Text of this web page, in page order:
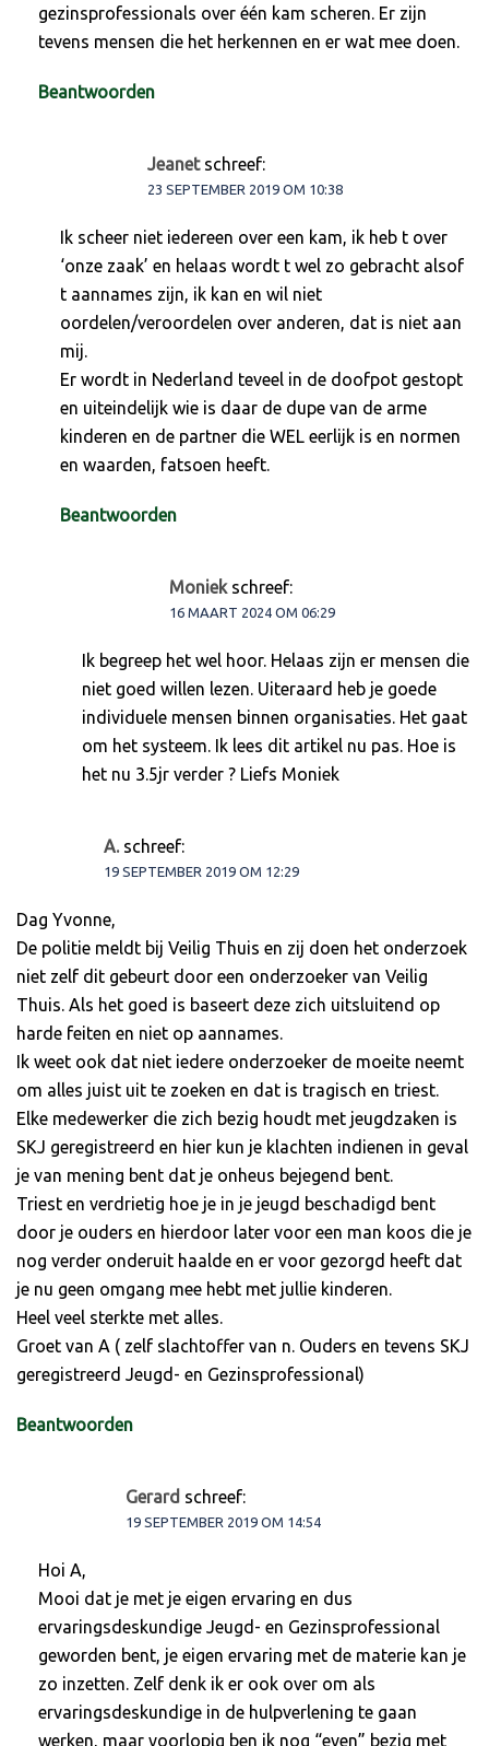
gezinsprofessionals over één kam scheren. Er zijn
tevens mensen die het herkennen en er wat mee doen.
Beantwoorden
Jeanet schreef:
23 SEPTEMBER 2019 OM 10:38
Ik scheer niet iedereen over een kam, ik heb t over
‘onze zaak’ en helaas wordt t wel zo gebracht alsof
t aannames zijn, ik kan en wil niet
oordelen/veroordelen over anderen, dat is niet aan
mij.
Er wordt in Nederland teveel in de doofpot gestopt
en uiteindelijk wie is daar de dupe van de arme
kinderen en de partner die WEL eerlijk is en normen
en waarden, fatsoen heeft.
Beantwoorden
Moniek schreef:
16 MAART 2024 OM 06:29
Ik begreep het wel hoor. Helaas zijn er mensen die
niet goed willen lezen. Uiteraard heb je goede
individuele mensen binnen organisaties. Het gaat
om het systeem. Ik lees dit artikel nu pas. Hoe is
het nu 3.5jr verder ? Liefs Moniek
A. schreef:
19 SEPTEMBER 2019 OM 12:29
Dag Yvonne,
De politie meldt bij Veilig Thuis en zij doen het onderzoek
niet zelf dit gebeurt door een onderzoeker van Veilig
Thuis. Als het goed is baseert deze zich uitsluitend op
harde feiten en niet op aannames.
Ik weet ook dat niet iedere onderzoeker de moeite neemt
om alles juist uit te zoeken en dat is tragisch en triest.
Elke medewerker die zich bezig houdt met jeugdzaken is
SKJ geregistreerd en hier kun je klachten indienen in geval
je van mening bent dat je onheus bejegend bent.
Triest en verdrietig hoe je in je jeugd beschadigd bent
door je ouders en hierdoor later voor een man koos die je
nog verder onderuit haalde en er voor gezorgd heeft dat
je nu geen omgang mee hebt met jullie kinderen.
Heel veel sterkte met alles.
Groet van A ( zelf slachtoffer van n. Ouders en tevens SKJ
geregistreerd Jeugd- en Gezinsprofessional)
Beantwoorden
Gerard schreef:
19 SEPTEMBER 2019 OM 14:54
Hoi A,
Mooi dat je met je eigen ervaring en dus
ervaringsdeskundige Jeugd- en Gezinsprofessional
geworden bent, je eigen ervaring met de materie kan je
zo inzetten. Zelf denk ik er ook over om als
ervaringsdeskundige in de hulpverlening te gaan
werken, maar voorlopig ben ik nog “even” bezig met